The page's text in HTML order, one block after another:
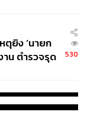
ญที่ทำให้ศิริราช
งใจมากเป็นอัน
ชทำงานอย่าง
.นพ.อภิชาติ บอก
ตุยิง ‘นายก
าน ตำรวจรุด
530